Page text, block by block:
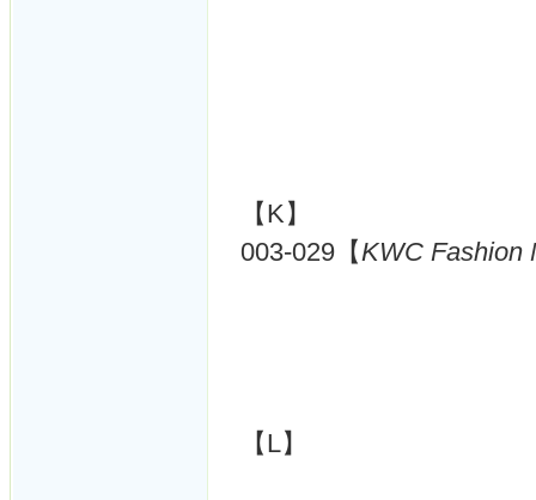
【K】
003-029【KWC Fashion
【L】